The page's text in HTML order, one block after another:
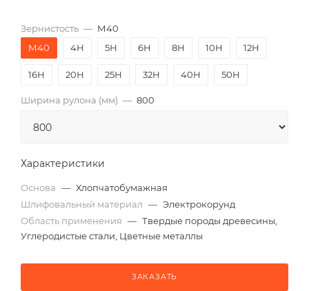
Зернистость — М40
М40
4Н 5Н 6Н 8Н 10Н 12Н
16Н 20Н 25Н 32Н 40Н 50Н
Ширина рулона (мм) — 800
Характеристики
Основа — Хлопчатобумажная
Шлифовальный материал — Электрокорунд
Область применения — Твердые породы древесины,
Углеродистые стали, Цветные металлы
ЗАКАЗАТЬ